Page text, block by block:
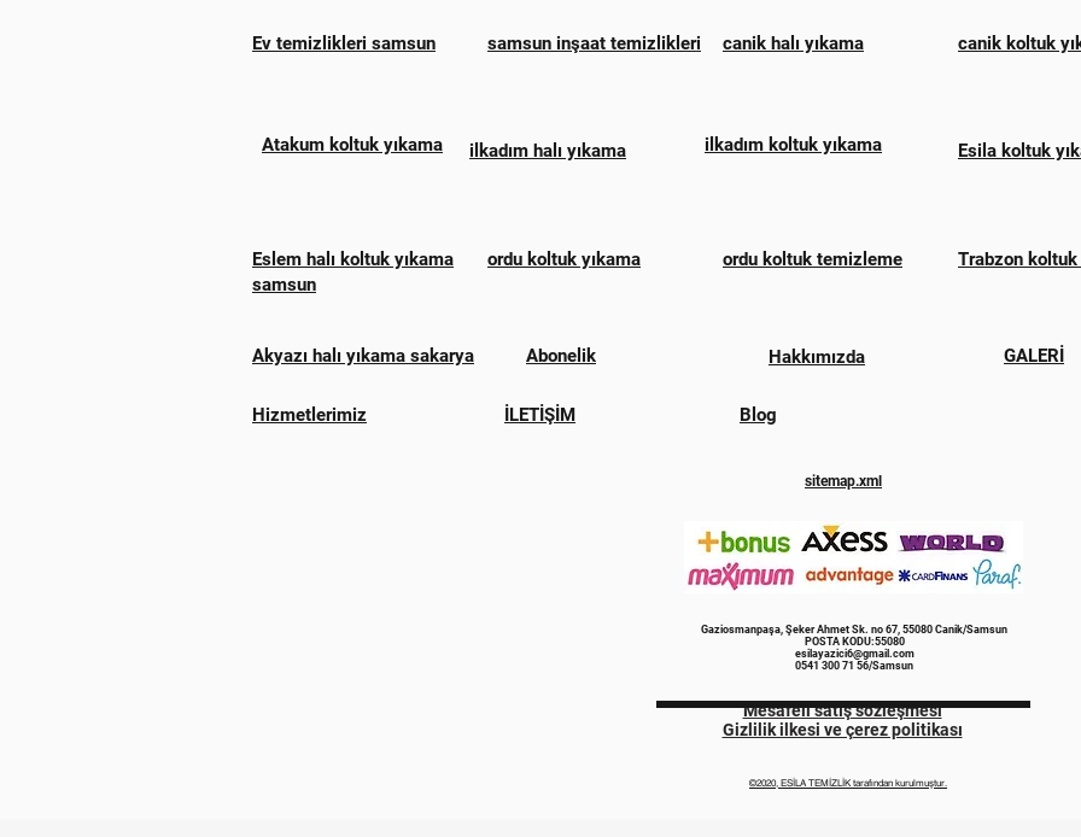
Ev temizlikleri samsun samsun inşaat temizlikleri canik halı yıkama canik koltuk
Atakum koltuk yıkama ilkadım halı yıkama ilkadım koltuk yıkama Esila koltuk
Eslem halı koltuk yıkama
samsun
ordu koltuk yıkama ordu koltuk temizleme Trabzon koltuk
Akyazı halı yıkama sakarya Abonelik Hakkımızda GALERİ
Hizmetlerimiz İLETİŞİM Blog
sitemap.xml
Gaziosmanpaşa, Şeker Ahmet Sk. no 67, 55080 Canik/Samsun
POSTA KODU:55080
esilayazici6@gmail.com
0541 300 71 56/Samsun
Mesafeli satış sözleşmesi
Gizlilik ilkesi ve çerez politikası
©2020, ESİLA TEMİZLİK tarafından kurulmuştur.